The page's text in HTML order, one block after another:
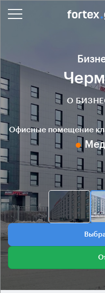
О
Офисные помещение